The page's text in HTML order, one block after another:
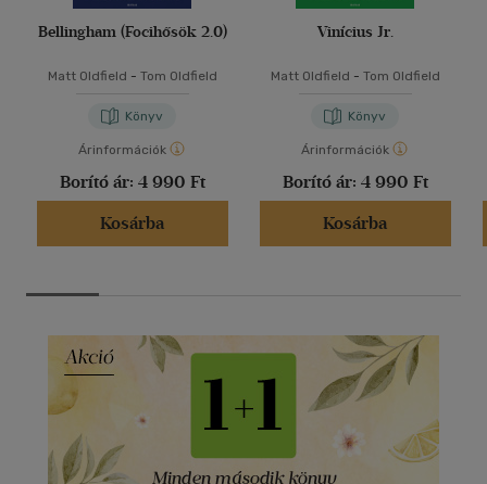
Bellingham (Focihősök 2.0)
Matt Oldfield - Tom Oldfield
Könyv
Árinformációk
Borító ár: 4 990 Ft
Kosárba
Vinícius Jr.
Matt Oldfield - Tom Oldfield
Könyv
Árinformációk
Borító ár: 4 990 Ft
Kosárba